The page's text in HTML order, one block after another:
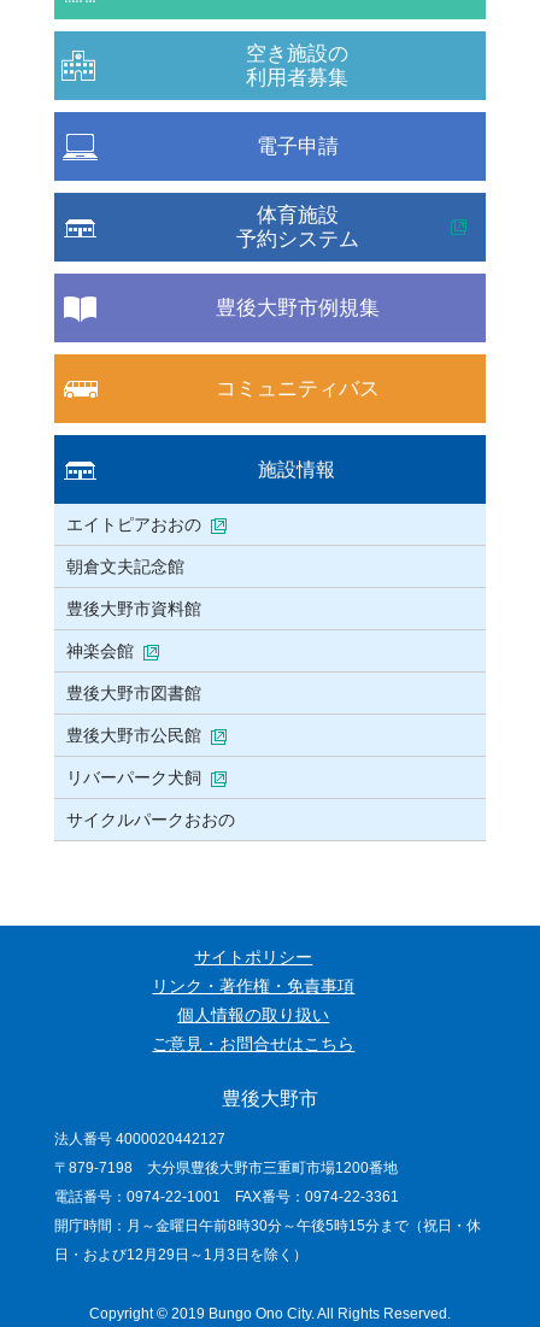
空き施設の
利用者募集
電子申請
体育施設
予約システム
豊後大野市例規集
コミュニティバス
施設情報
エイトピアおおの
朝倉文夫記念館
豊後大野市資料館
神楽会館
豊後大野市図書館
豊後大野市公民館
リバーパーク犬飼
サイクルパークおおの
サイトポリシー
リンク・著作権・免責事項
個人情報の取り扱い
ご意見・お問合せはこちら
豊後大野市
法人番号 4000020442127
〒879-7198 大分県豊後大野市三重町市場1200番地
電話番号：0974-22-1001 FAX番号：0974-22-3361
開庁時間：月～金曜日午前8時30分～午後5時15分まで（祝日・休
日・および12月29日～1月3日を除く）
Copyright © 2019 Bungo Ono City. All Rights Reserved.